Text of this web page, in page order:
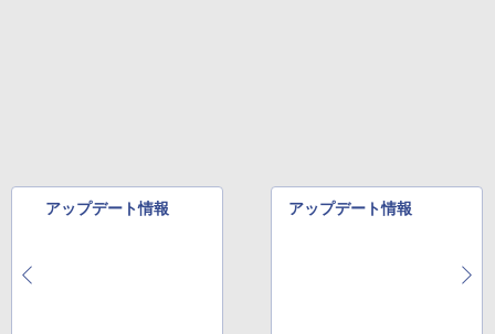
アップデート情報 アップデート情報